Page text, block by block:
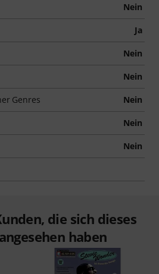
Nein
Ja
Nein
Nein
Genres Nein
Nein
Nein
die sich dieses
haben